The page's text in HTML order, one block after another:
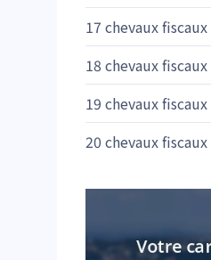
17 chevaux fiscaux
18 chevaux fiscaux
19 chevaux fiscaux
20 chevaux fiscaux